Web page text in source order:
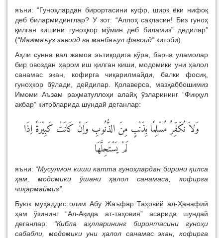
яъни: “Гуноҳлардан бирортасини куфр, ширк ёки нифоқ
деб билармидинглар? У зот: “Аллоҳ сақласин! Биз гуноҳ
қилган кишини гуноҳкор мўмин деб биламиз” дедилар”
(“Мажмаъуз завоид ва манбаъул фавоид” китоби).
Аҳли сунна вал жамоа эътиқодига кўра, барча уламолар
бир овоздан ҳаром иш қилган киши, модомики уни ҳалол
санамас экан, кофирга чиқарилмайди, балки фосиқ,
гуноҳкор бўлади, дейдилар. Қолаверса, мазҳаббошимиз
Имоми Аъзам раҳматуллоҳи алайҳ ўзларининг “Фиқҳул
акбар” китобларида шундай деганлар:
وَلاَ نُكَفِّرُ مُسْلِمًا بِذَنْبٍ مِنَ الذُّنُوبِ وَاِنْ كَانَتْ كَبِيْرَةً اِذَا
لَمْ يَسْتَحِلَّهَا
яъни: “Мусулмон киши катта гуноҳлардан бирини қилса
ҳам, модомики ўшани ҳалол санамаса, кофирга
чиқармаймиз”.
Буюк муҳаддис олим Абу Жаъфар Таҳовий ал-Ҳанафий
ҳам ўзининг “Ал-Ақида ат-таҳовия” асарида шундай
деганлар: “Қибла аҳлларининг биронтасини гуноҳи
сабабли, модомики уни ҳалол санамас экан, кофирга